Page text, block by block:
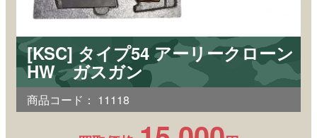
[KSC] タイプ54 アーリークローン
HW ガスガン
商品コード： 11118